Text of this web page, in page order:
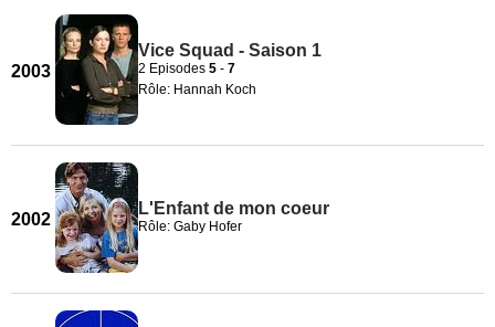
2003
Vice Squad - Saison 1
2 Episodes 5 - 7
Rôle: Hannah Koch
2002
L'Enfant de mon coeur
Rôle: Gaby Hofer